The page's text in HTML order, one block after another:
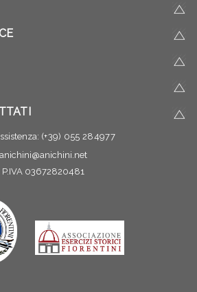
(+39) 055 284977
anichini@anichini.net
P.IVA 03672820481